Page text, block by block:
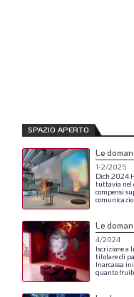
SPAZIO APERTO
Le
1-2/2025
Dich 2024
tuttavia nel
compensi
Le
4/2024
Iscrizionea
titolaredi
Inarcassa
quanto